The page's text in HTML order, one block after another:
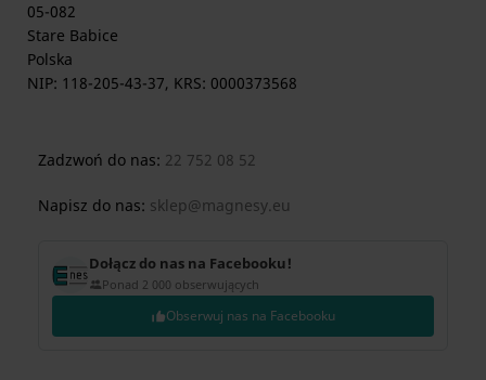
05-082
Stare Babice
Polska
NIP: 118-205-43-37, KRS: 0000373568
Zadzwoń do nas: 22 752 08 52
Napisz do nas: sklep@magnesy.eu
Dołącz do nas na Facebooku!
Ponad 2 000 obserwujących
Obserwuj nas na Facebooku